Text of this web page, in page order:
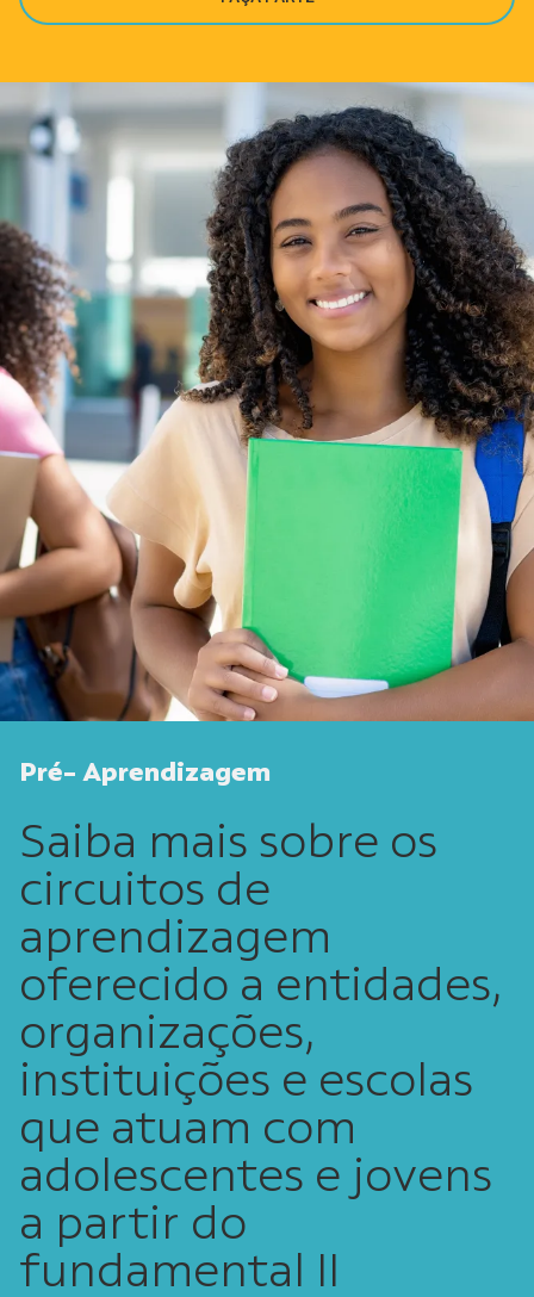
Pré- Aprendizagem
Saiba mais sobre os
circuitos de
aprendizagem
oferecido a entidades,
organizações,
instituições e escolas
que atuam com
adolescentes e jovens
a partir do
fundamental II